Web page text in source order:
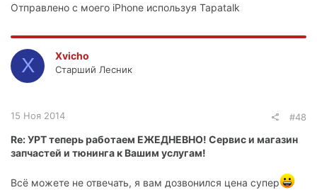
Отправлено с моего iPhone используя Tapatalk
X Xvicho
Старший Лесник
15 Ноя 2014 #48
Re: УРТ теперь работаем ЕЖЕДНЕВНО! Сервис и магазин
запчастей и тюнинга к Вашим услугам!
Всё можете не отвечать, я вам дозвонился цена супер